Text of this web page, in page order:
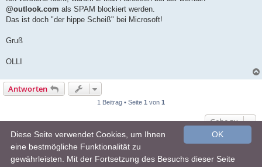
@outlook.com als SPAM blockiert werden.
Das ist doch "der hippe Scheiß" bei Microsoft!
Gruß
OLLI
Antworten
1 Beitrag • Seite 1 von 1
Gehe zu
Foren-Übersicht Alle Zeiten sindUTC+02:00
® Forum Software © phpBB Limited
OK
Diese Seite verwendet Cookies, um Ihnen
eine bestmögliche Funktionalität zu
gewährleisten. Mit der Fortsetzung des Besuchs dieser Seite